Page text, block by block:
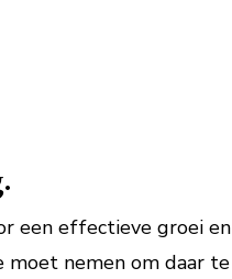
een effectieve groei en
nemen om daar te